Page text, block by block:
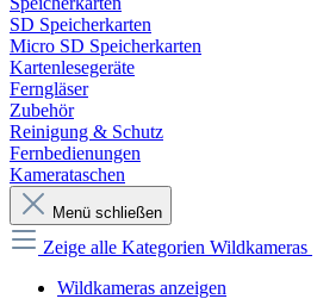
SD Speicherkarten
Micro SD Speicherkarten
Kartenlesegeräte
Ferngläser
Zubehör
Reinigung & Schutz
Fernbedienungen
Kamerataschen
Menü schließen
Zeige alle Kategorien Wildkameras
Wildkameras anzeigen